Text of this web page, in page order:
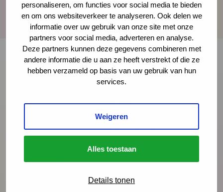
personaliseren, om functies voor social media te bieden
en om ons websiteverkeer te analyseren. Ook delen we
informatie over uw gebruik van onze site met onze
partners voor social media, adverteren en analyse.
Deze partners kunnen deze gegevens combineren met
andere informatie die u aan ze heeft verstrekt of die ze
hebben verzameld op basis van uw gebruik van hun
services.
Weigeren
Alles toestaan
Details tonen
Onze nieuwsbrief ontvangen?
Schrijf je in
Preventie